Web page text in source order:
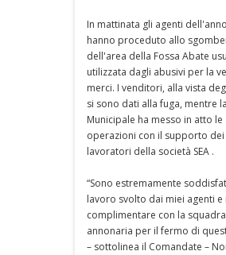
In mattinata gli agenti
hanno proceduto allo
dell'area della Fossa Abate
utilizzata dagli abusivi per la
merci. I venditori, alla vista
si sono dati alla fuga, mentre la
Municipale ha messo in atto le
operazioni con il supporto dei
lavoratori della società SEA .
“Sono estremamente
lavoro svolto dai miei agenti e
complimentare con la squadra
annonaria per il fermo di
– sottolinea il Comandate –